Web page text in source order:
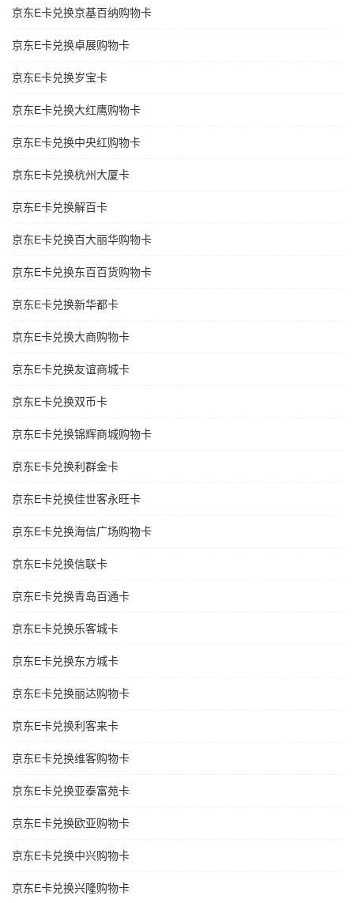
京东E卡兑换京基百纳购物卡
京东E卡兑换卓展购物卡
京东E卡兑换岁宝卡
京东E卡兑换大红鹰购物卡
京东E卡兑换中央红购物卡
京东E卡兑换杭州大厦卡
京东E卡兑换解百卡
京东E卡兑换百大丽华购物卡
京东E卡兑换东百百货购物卡
京东E卡兑换新华都卡
京东E卡兑换大商购物卡
京东E卡兑换友谊商城卡
京东E卡兑换双币卡
京东E卡兑换锦辉商城购物卡
京东E卡兑换利群金卡
京东E卡兑换佳世客永旺卡
京东E卡兑换海信广场购物卡
京东E卡兑换信联卡
京东E卡兑换青岛百通卡
京东E卡兑换乐客城卡
京东E卡兑换东方城卡
京东E卡兑换丽达购物卡
京东E卡兑换利客来卡
京东E卡兑换维客购物卡
京东E卡兑换亚泰富苑卡
京东E卡兑换欧亚购物卡
京东E卡兑换中兴购物卡
京东E卡兑换兴隆购物卡